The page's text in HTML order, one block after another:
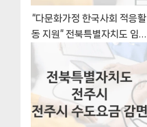
“다문화가정 한국사회 적응활
동 지원” 전북특별자치도 임실
군 지원혜택 일정과 신청방법